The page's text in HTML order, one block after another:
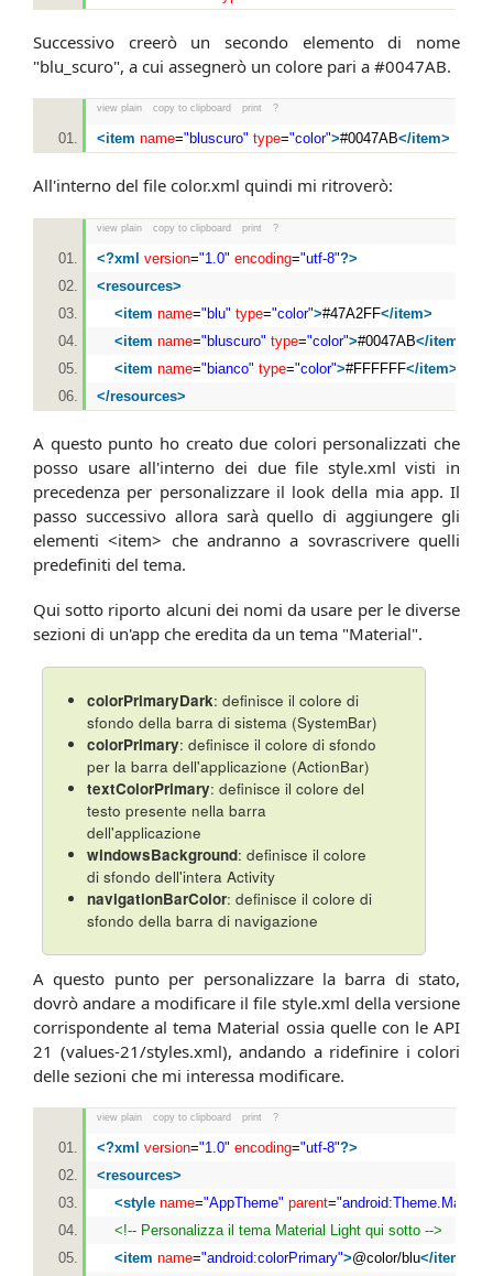
Successivo creerò un secondo elemento di nome
"blu_scuro", a cui assegnerò un colore pari a #0047AB.
view plain copy to clipboard print ?
<item name="bluscuro" type="color">#0047AB</item>
All'interno del file color.xml quindi mi ritroverò:
view plain copy to clipboard print ?
<?xml version="1.0" encoding="utf-8"?>
<resources>
<item name="blu" type="color">#47A2FF</item>
<item name="bluscuro" type="color">#0047AB</item
<item name="bianco" type="color">#FFFFFF</item>
</resources>
A questo punto ho creato due colori personalizzati che
posso usare all'interno dei due file style.xml visti in
precedenza per personalizzare il look della mia app. Il
passo successivo allora sarà quello di aggiungere gli
elementi <item> che andranno a sovrascrivere quelli
predefiniti del tema.
Qui sotto riporto alcuni dei nomi da usare per le diverse
sezioni di un'app che eredita da un tema "Material".
colorPrimaryDark: definisce il colore di
sfondo della barra di sistema (SystemBar)
colorPrimary: definisce il colore di sfondo
per la barra dell'applicazione (ActionBar)
textColorPrimary: definisce il colore del
testo presente nella barra
dell'applicazione
windowsBackground: definisce il colore
di sfondo dell'intera Activity
navigationBarColor: definisce il colore di
sfondo della barra di navigazione
A questo punto per personalizzare la barra di stato,
dovrò andare a modificare il file style.xml della versione
corrispondente al tema Material ossia quelle con le API
21 (values-21/styles.xml), andando a ridefinire i colori
delle sezioni che mi interessa modificare.
view plain copy to clipboard print ?
<?xml version="1.0" encoding="utf-8"?>
<resources>
<style name="AppTheme" parent=
<!-- Personalizza il tema Material Light qui sotto -->
<item name="android:colorPrimary">@color/blu</item